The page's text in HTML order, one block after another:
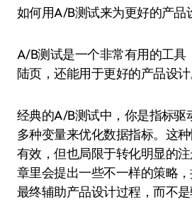
如何用A/B测试来为更好的产品
A/B测试是一个非常有用的工具
陆页，还能用于更好的产品设计
经典的A/B测试中，你是指标驱
多种变量来优化数据指标。这
有效，但也局限于转化明显的
章里会提出一些不一样的策略
最终辅助产品设计过程，而不是